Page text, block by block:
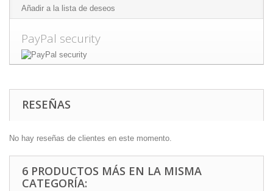
Añadir a la lista de deseos
PayPal security
RESEÑAS
No hay reseñas de clientes en este momento.
6 PRODUCTOS MÁS EN LA MISMA
CATEGORÍA: